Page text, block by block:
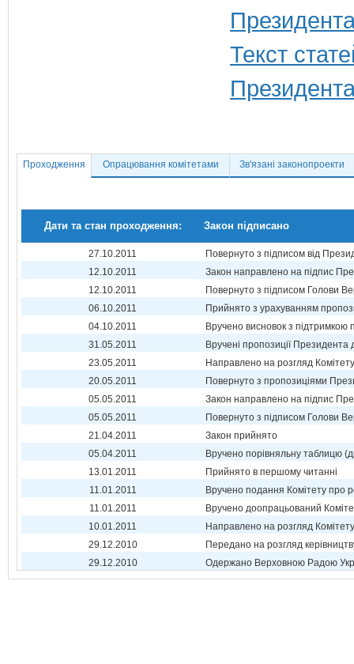
Текст
Проходження Опрацювання комітетами Зв'язані законопроекти
Дати та стан проходження: Закон підписано
27.10.2011
Повернуто з підписом від
12.10.2011
Закон направлено на підпис
12.10.2011
Повернуто з підписом Голови
06.10.2011
Прийнято з урахуванням
04.10.2011
Вручено висновок з
31.05.2011
Вручені пропозиції Президента
23.05.2011
Направлено на розгляд Комітету
20.05.2011
Повернуто з пропозиціями
05.05.2011
Закон направлено на підпис
05.05.2011
Повернуто з підписом Голови
21.04.2011
Закон прийнято
05.04.2011
Вручено порівняльну таблицю
13.01.2011
Прийнято в першому читанні
11.01.2011
Вручено подання Комітету про
11.01.2011
Вручено доопрацьований
10.01.2011
Направлено на розгляд Комітету
29.12.2010
Передано на розгляд
29.12.2010
Одержано Верховною Радою